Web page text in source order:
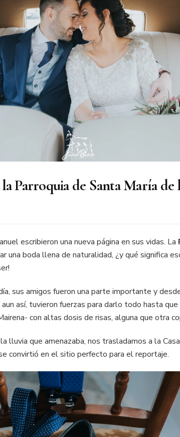
Parroquia de Santa María
escribieron una nueva página en sus vidas. La
una boda llena de naturalidad, ¿y qué significa
sus amigos fueron una parte importante y
así, tuvieron fuerzas para darlo todo hasta
con altas dosis de risas, alguna que otra
lluvia que amenazaba, nos trasladamos a la
convirtió en el sitio perfecto para el reportaje.